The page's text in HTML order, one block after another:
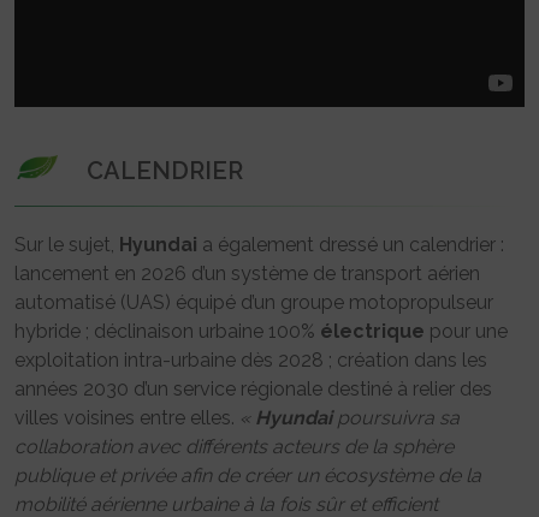
CALENDRIER
Sur le sujet, Hyundai a également dressé un calendrier :
lancement en 2026 d’un système de transport aérien
automatisé (UAS) équipé d’un groupe motopropulseur
hybride ; déclinaison urbaine 100% électrique pour une
exploitation intra-urbaine dès 2028 ; création dans les
années 2030 d’un service régionale destiné à relier des
villes voisines entre elles. « Hyundaipoursuivra sa
collaboration avec différents acteurs de la sphère
publique et privée afin de créer un écosystème de la
mobilité aérienne urbaine à la fois sûr et efficient